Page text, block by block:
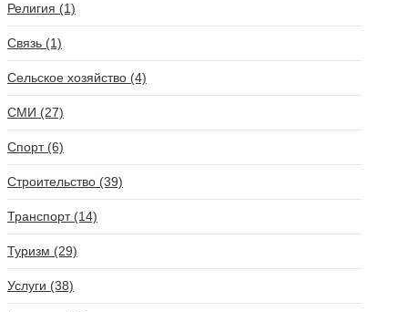
Религия (1)
Связь (1)
Сельское хозяйство (4)
СМИ (27)
Спорт (6)
Строительство (39)
Транспорт (14)
Туризм (29)
Услуги (38)